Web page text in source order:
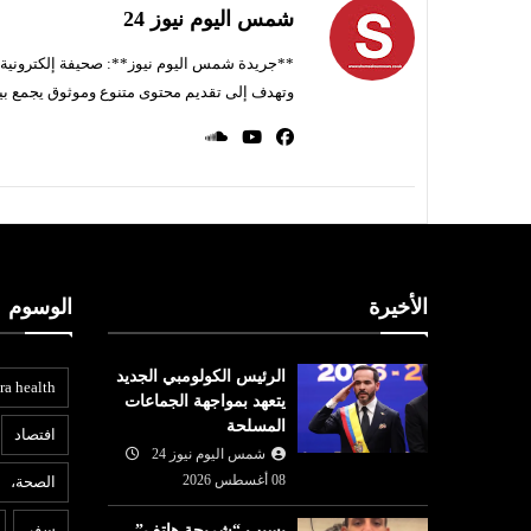
شمس اليوم نيوز 24
**جريدة شمس اليوم نيوز**: صحيفة إلكترونية
وتهدف إلى تقديم محتوى متنوع وموثوق يجمع
الأخيرة
الرئيس الكولومبي الجديد
يتعهد بمواجهة الجماعات
المسلحة
شمس اليوم نيوز 24
08 أغسطس 2026
الوسوم
health
افتصاد
الصحة،